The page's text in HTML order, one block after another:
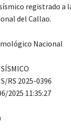
registrado a
del Callao.
Nacional
RS 2025-0396
2025 11:35:27